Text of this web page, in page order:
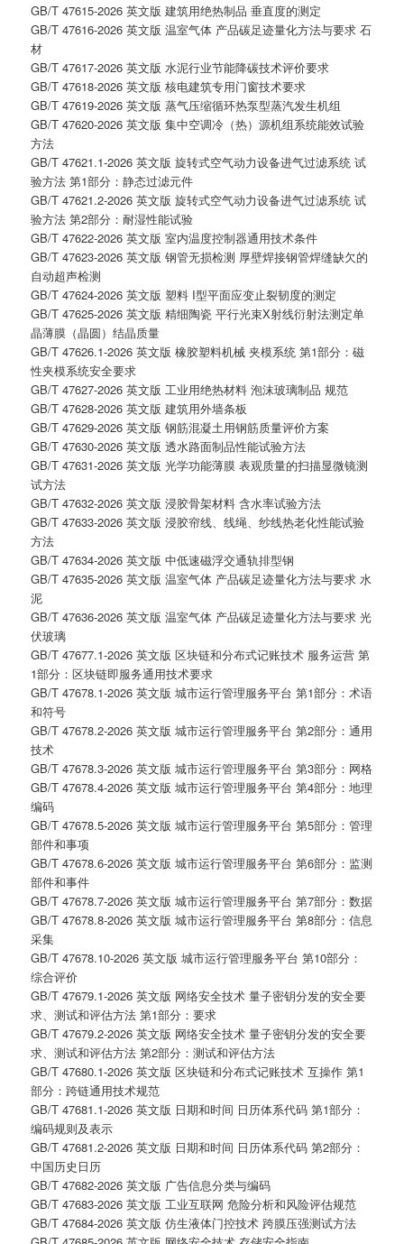
GB/T 47615-2026 英文版 建筑用绝热制品 垂直度的测定
GB/T 47616-2026 英文版 温室气体 产品碳足迹量化方法与要求 石
材
GB/T 47617-2026 英文版 水泥行业节能降碳技术评价要求
GB/T 47618-2026 英文版 核电建筑专用门窗技术要求
GB/T 47619-2026 英文版 蒸气压缩循环热泵型蒸汽发生机组
GB/T 47620-2026 英文版 集中空调冷（热）源机组系统能效试验
方法
GB/T 47621.1-2026 英文版 旋转式空气动力设备进气过滤系统 试
验方法 第1部分：静态过滤元件
GB/T 47621.2-2026 英文版 旋转式空气动力设备进气过滤系统 试
验方法 第2部分：耐湿性能试验
GB/T 47622-2026 英文版 室内温度控制器通用技术条件
GB/T 47623-2026 英文版 钢管无损检测 厚壁焊接钢管焊缝缺欠的
自动超声检测
GB/T 47624-2026 英文版 塑料 I型平面应变止裂韧度的测定
GB/T 47625-2026 英文版 精细陶瓷 平行光束X射线衍射法测定单
晶薄膜（晶圆）结晶质量
GB/T 47626.1-2026 英文版 橡胶塑料机械 夹模系统 第1部分：磁
性夹模系统安全要求
GB/T 47627-2026 英文版 工业用绝热材料 泡沫玻璃制品 规范
GB/T 47628-2026 英文版 建筑用外墙条板
GB/T 47629-2026 英文版 钢筋混凝土用钢筋质量评价方案
GB/T 47630-2026 英文版 透水路面制品性能试验方法
GB/T 47631-2026 英文版 光学功能薄膜 表观质量的扫描显微镜测
试方法
GB/T 47632-2026 英文版 浸胶骨架材料 含水率试验方法
GB/T 47633-2026 英文版 浸胶帘线、线绳、纱线热老化性能试验
方法
GB/T 47634-2026 英文版 中低速磁浮交通轨排型钢
GB/T 47635-2026 英文版 温室气体 产品碳足迹量化方法与要求 水
泥
GB/T 47636-2026 英文版 温室气体 产品碳足迹量化方法与要求 光
伏玻璃
GB/T 47677.1-2026 英文版 区块链和分布式记账技术 服务运营 第
1部分：区块链即服务通用技术要求
GB/T 47678.1-2026 英文版 城市运行管理服务平台 第1部分：术语
和符号
GB/T 47678.2-2026 英文版 城市运行管理服务平台 第2部分：通用
技术
GB/T 47678.3-2026 英文版 城市运行管理服务平台 第3部分：网格
GB/T 47678.4-2026 英文版 城市运行管理服务平台 第4部分：地理
编码
GB/T 47678.5-2026 英文版 城市运行管理服务平台 第5部分：管理
部件和事项
GB/T 47678.6-2026 英文版 城市运行管理服务平台 第6部分：监测
部件和事件
GB/T 47678.7-2026 英文版 城市运行管理服务平台 第7部分：数据
GB/T 47678.8-2026 英文版 城市运行管理服务平台 第8部分：信息
采集
GB/T 47678.10-2026 英文版 城市运行管理服务平台 第10部分：
综合评价
GB/T 47679.1-2026 英文版 网络安全技术 量子密钥分发的安全要
求、测试和评估方法 第1部分：要求
GB/T 47679.2-2026 英文版 网络安全技术 量子密钥分发的安全要
求、测试和评估方法 第2部分：测试和评估方法
GB/T 47680.1-2026 英文版 区块链和分布式记账技术 互操作 第1
部分：跨链通用技术规范
GB/T 47681.1-2026 英文版 日期和时间 日历体系代码 第1部分：
编码规则及表示
GB/T 47681.2-2026 英文版 日期和时间 日历体系代码 第2部分：
中国历史日历
GB/T 47682-2026 英文版 广告信息分类与编码
GB/T 47683-2026 英文版 工业互联网 危险分析和风险评估规范
GB/T 47684-2026 英文版 仿生液体门控技术 跨膜压强测试方法